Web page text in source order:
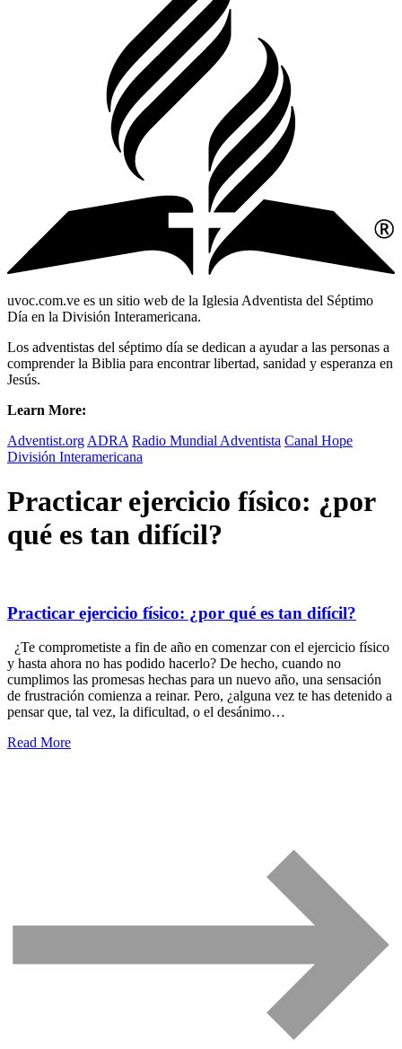
uvoc.com.ve es un sitio web de la Iglesia Adventista del Séptimo
Día en la División Interamericana.
Los adventistas del séptimo día se dedican a ayudar a las personas a
comprender la Biblia para encontrar libertad, sanidad y esperanza en
Jesús.
Learn More:
Adventist.org ADRA Radio Mundial Adventista Canal Hope
División Interamericana
Practicar ejercicio físico: ¿por
qué es tan difícil?
Practicar ejercicio físico: ¿por qué es tan difícil?
¿Te comprometiste a fin de año en comenzar con el ejercicio físico
y hasta ahora no has podido hacerlo? De hecho, cuando no
cumplimos las promesas hechas para un nuevo año, una sensación
de frustración comienza a reinar. Pero, ¿alguna vez te has detenido a
pensar que, tal vez, la dificultad, o el desánimo…
Read More